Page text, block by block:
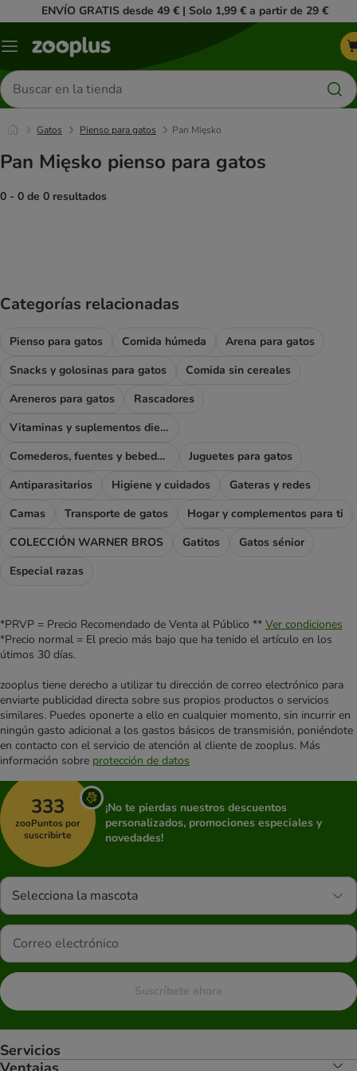
ENVÍO GRATIS desde 49 € | Solo 1,99 € a partir de 29 €
Menú
Buscar
productos
Gatos Pienso para gatos Pan Mięsko
Pan Mięsko pienso para gatos
0 - 0 de 0 resultados
Categorías relacionadas
Pienso para gatos Comida húmeda
Arena para gatos
Snacks y golosinas para gatos
Comida sin cereales
Areneros para gatos
Rascadores
Vitaminas y suplementos dietéticos
Comederos, fuentes y bebederos
Juguetes para gatos
Antiparasitarios
Higiene y cuidados
Gateras y redes
Camas
Transporte de gatos
Hogar y complementos para ti
COLECCIÓN WARNER BROS
Gatitos
Gatos sénior
Especial razas
*PRVP = Precio Recomendado de Venta al Público ** Ver condiciones
*Precio normal = El precio más bajo que ha tenido el artículo en los
útimos 30 días.
zooplus tiene derecho a utilizar tu dirección de correo electrónico para
enviarte publicidad directa sobre sus propios productos o servicios
similares. Puedes oponerte a ello en cualquier momento, sin incurrir en
ningún gasto adicional a los gastos básicos de transmisión, poniéndote
en contacto con el servicio de atención al cliente de zooplus. Más
información sobre protección de datos
333
zooPuntos por
suscribirte
¡No te pierdas nuestros descuentos
personalizados, promociones especiales y
novedades!
Selecciona la mascota
Suscríbete ahora
Servicios